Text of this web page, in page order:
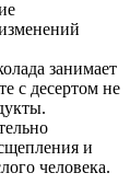
занимает
с десертом не
и
человека.